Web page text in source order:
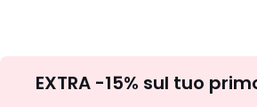
EXTRA -15% sul tuo